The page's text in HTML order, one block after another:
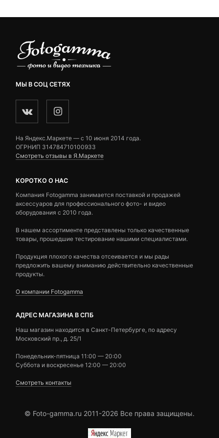
МЫ В СОЦ СЕТЯХ
На Яндекс.Маркете — c 10 июня 2014 года.
ОГРНИП 314784710100933
Смотреть отзывы в Я.Маркете
КОРОТКО О НАС
Компания Fotogamma занимается поставкой и продажей
аксессуаров для профессионального фото- и видео
оборудования с 2010 года.
В нашем ассортименте представлены только качественные
товары, прошедшие тестирование нашими специалистами.
Продукция плохого качества отсеивается и мы рады
предложить вашему вниманию действительно качественные
продукты.
О компании Fotogamma
АДРЕС МАГАЗИНА В СПБ
Наш магазин находится в Санкт-Петербурге, по адресу
Московский пр., д. 25/1
Понедельник-пятница 11:00 — 20:00
Суббота и воскресенье 12:00 — 20:00
Смотреть контакты
© Foto-gamma.ru 2011-2026 Все права защищены.